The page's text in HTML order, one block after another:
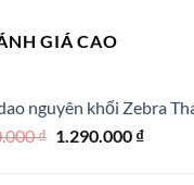
GIÁ CAO
nguyên khối Zebra
₫ Giá
1.290.000 ₫Giá